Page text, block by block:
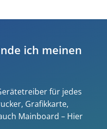
ich meinen
für jedes
Grafikkarte,
Mainboard – Hier